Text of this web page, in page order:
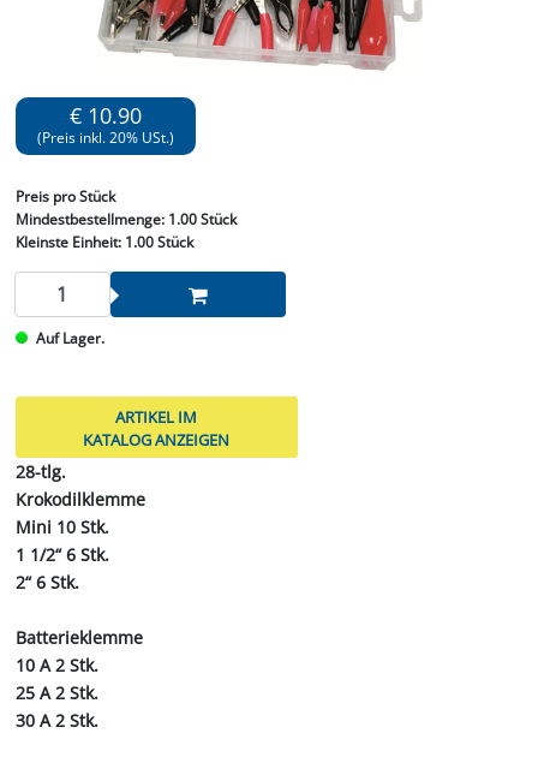
€ 10.90
(Preis inkl. 20% USt.)
Preis pro Stück
Mindestbestellmenge: 1.00 Stück
Kleinste Einheit:1.00 Stück
Auf Lager.
ARTIKEL IM
KATALOG ANZEIGEN
28-tlg.
Krokodilklemme
Mini 10 Stk.
1 1/2“ 6 Stk.
2“ 6 Stk.
Batterieklemme
10 A 2 Stk.
25 A 2 Stk.
30 A 2 Stk.